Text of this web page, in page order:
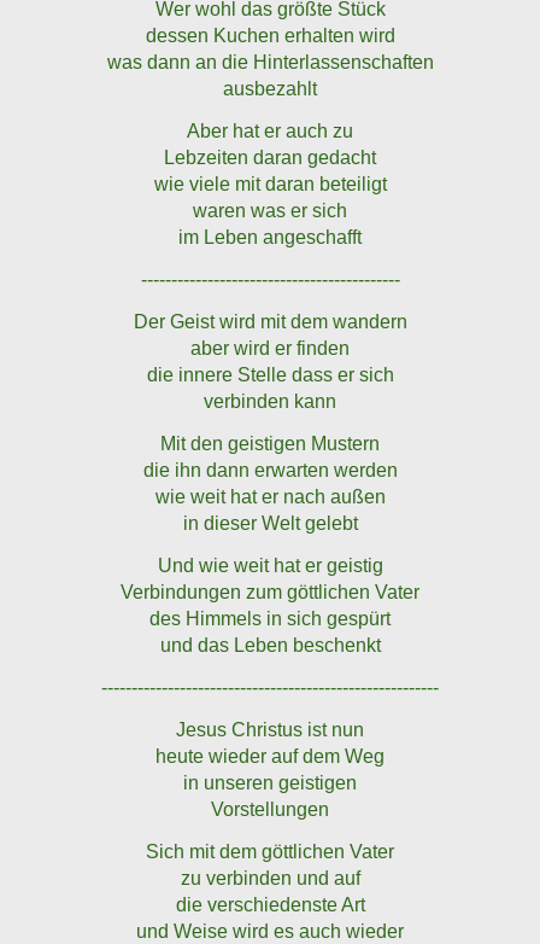
Wer wohl das größte Stück
dessen Kuchen erhalten wird
was dann an die Hinterlassenschaften
ausbezahlt
Aber hat er auch zu
Lebzeiten daran gedacht
wie viele mit daran beteiligt
waren was er sich
im Leben angeschafft
-------------------------------------------
Der Geist wird mit dem wandern
aber wird er finden
die innere Stelle dass er sich
verbinden kann
Mit den geistigen Mustern
die ihn dann erwarten werden
wie weit hat er nach außen
in dieser Welt gelebt
Und wie weit hat er geistig
Verbindungen zum göttlichen Vater
des Himmels in sich gespürt
und das Leben beschenkt
--------------------------------------------------------
Jesus Christus ist nun
heute wieder auf dem Weg
in unseren geistigen
Vorstellungen
Sich mit dem göttlichen Vater
zu verbinden und auf
die verschiedenste Art
und Weise wird es auch wieder